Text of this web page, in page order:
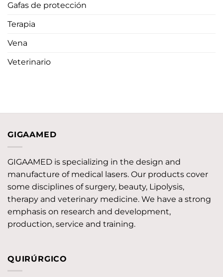
Gafas de protección
Terapia
Vena
Veterinario
GIGAAMED
GIGAAMED is specializing in the design and
manufacture of medical lasers. Our products cover
some disciplines of surgery, beauty, Lipolysis,
therapy and veterinary medicine. We have a strong
emphasis on research and development,
production, service and training.
QUIRÚRGICO